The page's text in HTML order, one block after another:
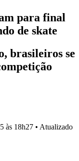
para final
de skate
brasileiros se
às 18h27 • Atualizado